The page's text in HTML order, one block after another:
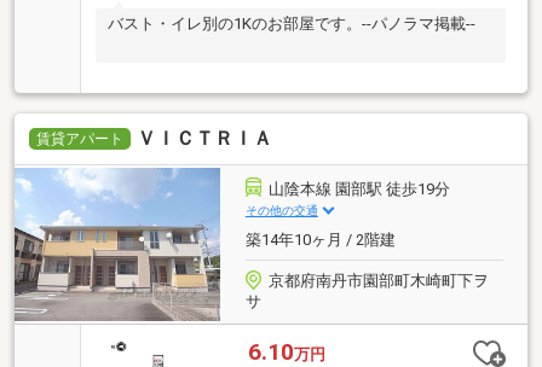
バスト・イレ別の1Kのお部屋です。--パノラマ掲載--
賃貸アパート ＶＩＣＴＲＩＡ
山陰本線 園部駅 徒歩19分
その他の交通
築14年10ヶ月 / 2階建
京都府南丹市園部町木崎町下ヲ
サ
6.10万円